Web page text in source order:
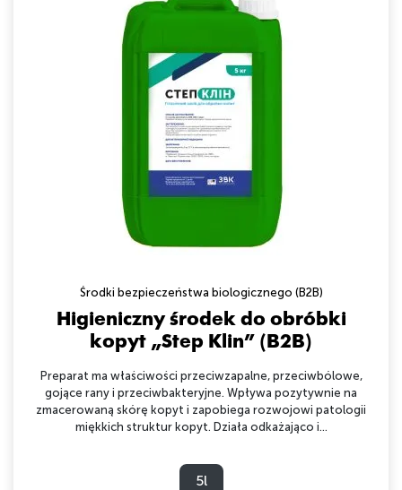
Środki bezpieczeństwa biologicznego (B2B)
Higieniczny środek do obróbki
kopyt „Step Klin” (B2B)
Preparat ma właściwości przeciwzapalne, przeciwbólowe,
gojące rany i przeciwbakteryjne. Wpływa pozytywnie na
zmacerowaną skórę kopyt i zapobiega rozwojowi patologii
miękkich struktur kopyt. Działa odkażająco i...
5l